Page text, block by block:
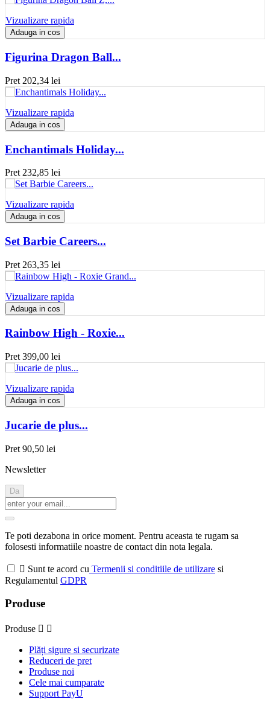
Vizualizare rapida
Adauga in cos
Figurina Dragon Ball...
Pret 202,34 lei
Vizualizare rapida
Adauga in cos
Enchantimals Holiday...
Pret 232,85 lei
Vizualizare rapida
Adauga in cos
Set Barbie Careers...
Pret 263,35 lei
Vizualizare rapida
Adauga in cos
Rainbow High - Roxie...
Pret 399,00 lei
Vizualizare rapida
Adauga in cos
Jucarie de plus...
Pret 90,50 lei
Newsletter
Te poti dezabona in orice moment. Pentru aceasta te rugam sa
folosesti informatiile noastre de contact din nota legala.
 Sunt te acord cu Termenii si conditiile de utilizare si
Regulamentul GDPR
Produse
Produse  
Plăți sigure si securizate
Reduceri de pret
Produse noi
Cele mai cumparate
Support PayU